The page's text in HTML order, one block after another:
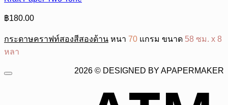
฿180.00
กระดาษคราฟท์สองสีสองด้าน หนา 70 แกรม ขนาด 58 ซม. x 8
หลา
2026 © DESIGNED BY APAPERMAKER